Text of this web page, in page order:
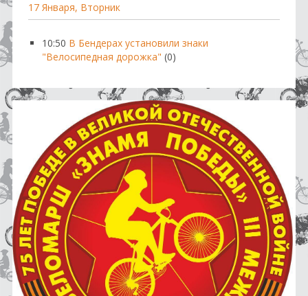
17 Января, Вторник
10:50 В Бендерах установили знаки
"Велосипедная дорожка" (0)